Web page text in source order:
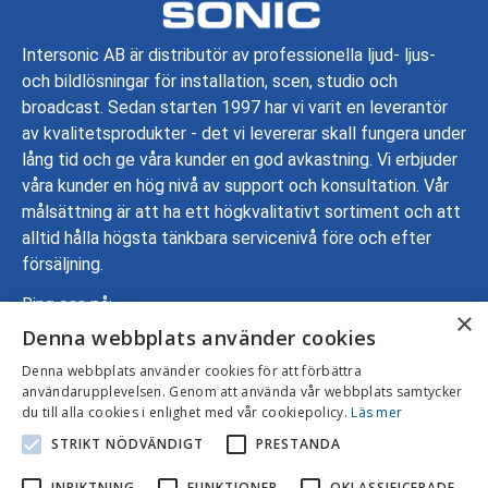
Intersonic AB är distributör av professionella ljud- ljus-
och bildlösningar för installation, scen, studio och
broadcast. Sedan starten 1997 har vi varit en leverantör
av kvalitetsprodukter - det vi levererar skall fungera under
lång tid och ge våra kunder en god avkastning. Vi erbjuder
våra kunder en hög nivå av support och konsultation. Vår
målsättning är att ha ett högkvalitativt sortiment och att
alltid hålla högsta tänkbara servicenivå före och efter
försäljning.
Ring oss på:
08-799 70 00
Adress: Gustavslundsvägen 137, 167 51 Bromma
Mejla oss:info@intersonic.se
×
Denna webbplats använder cookies
Denna webbplats använder cookies för att förbättra
användarupplevelsen. Genom att använda vår webbplats samtycker
du till alla cookies i enlighet med vår cookiepolicy.Läs mer
STRIKT NÖDVÄNDIGT
PRESTANDA